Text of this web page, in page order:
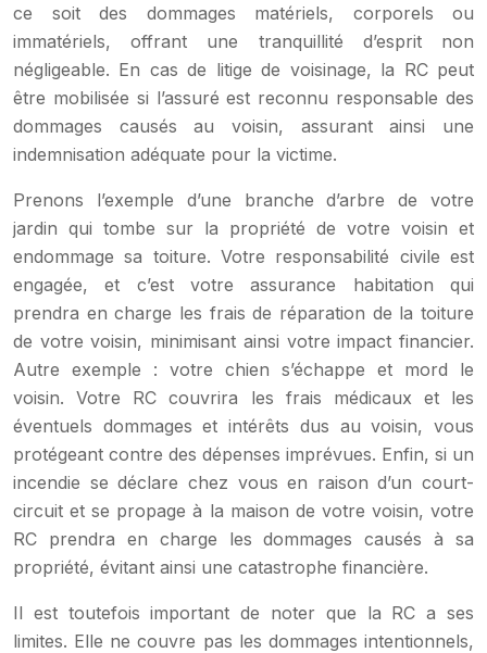
ce soit des dommages matériels, corporels ou
immatériels, offrant une tranquillité d’esprit non
négligeable. En cas de litige de voisinage, la RC peut
être mobilisée si l’assuré est reconnu responsable des
dommages causés au voisin, assurant ainsi une
indemnisation adéquate pour la victime.
Prenons l’exemple d’une branche d’arbre de votre
jardin qui tombe sur la propriété de votre voisin et
endommage sa toiture. Votre responsabilité civile est
engagée, et c’est votre assurance habitation qui
prendra en charge les frais de réparation de la toiture
de votre voisin, minimisant ainsi votre impact financier.
Autre exemple : votre chien s’échappe et mord le
voisin. Votre RC couvrira les frais médicaux et les
éventuels dommages et intérêts dus au voisin, vous
protégeant contre des dépenses imprévues. Enfin, si un
incendie se déclare chez vous en raison d’un court-
circuit et se propage à la maison de votre voisin, votre
RC prendra en charge les dommages causés à sa
propriété, évitant ainsi une catastrophe financière.
Il est toutefois important de noter que la RC a ses
limites. Elle ne couvre pas les dommages intentionnels,